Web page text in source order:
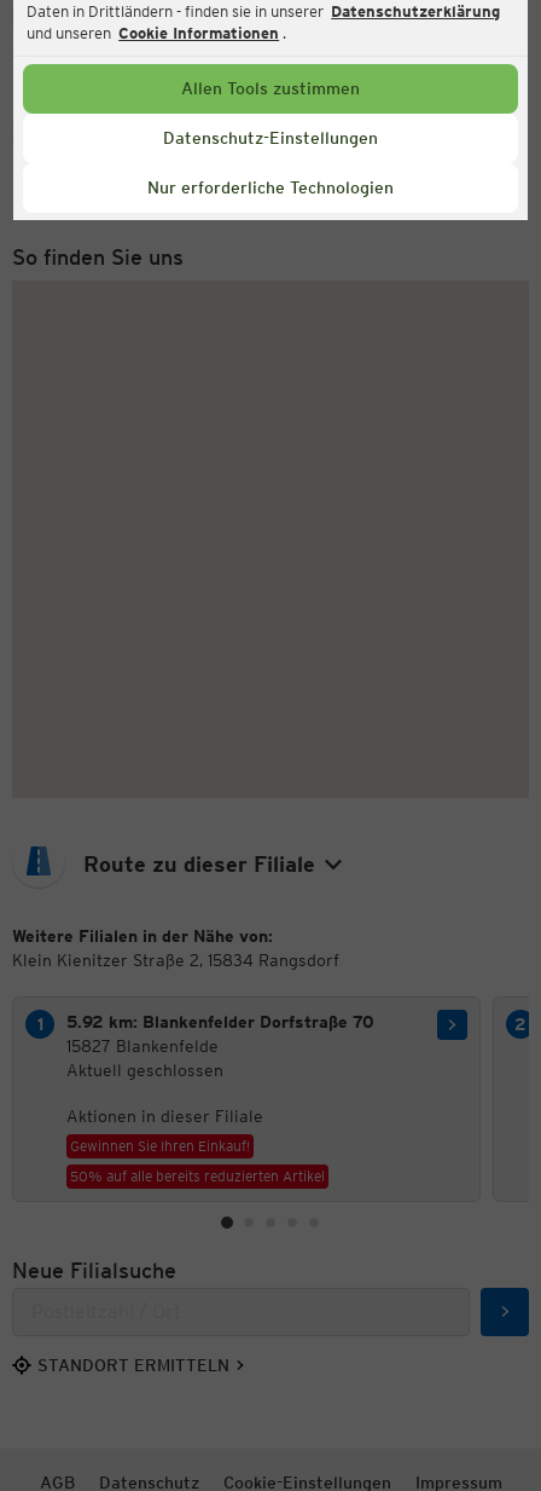
Daten in Drittländern - finden sie in unserer Datenschutzerklärung
und unseren Cookie Informationen .
Allen Tools zustimmen
Datenschutz-Einstellungen
Nur erforderliche Technologien
Aktuell:
Geöffnet
Service Hotline
Montag bis Freitag 8-18 Uhr
So finden Sie uns
Route zu dieser Filiale
Weitere Filialen in der Nähe von:
Klein Kienitzer Straße 2, 15834 Rangsdorf
5.92 km: Blankenfelder Dorfstraße 70
15827 Blankenfelde
Aktuell geschlossen
Aktionen in dieser Filiale
Gewinnen Sie Ihren Einkauf!
50% auf alle bereits reduzierten Artikel
Neue Filialsuche
STANDORT ERMITTELN
AGB Datenschutz Cookie-Einstellungen Impressum